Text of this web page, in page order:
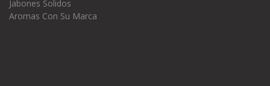
Jabones Solidos
Aromas Con Su Marca